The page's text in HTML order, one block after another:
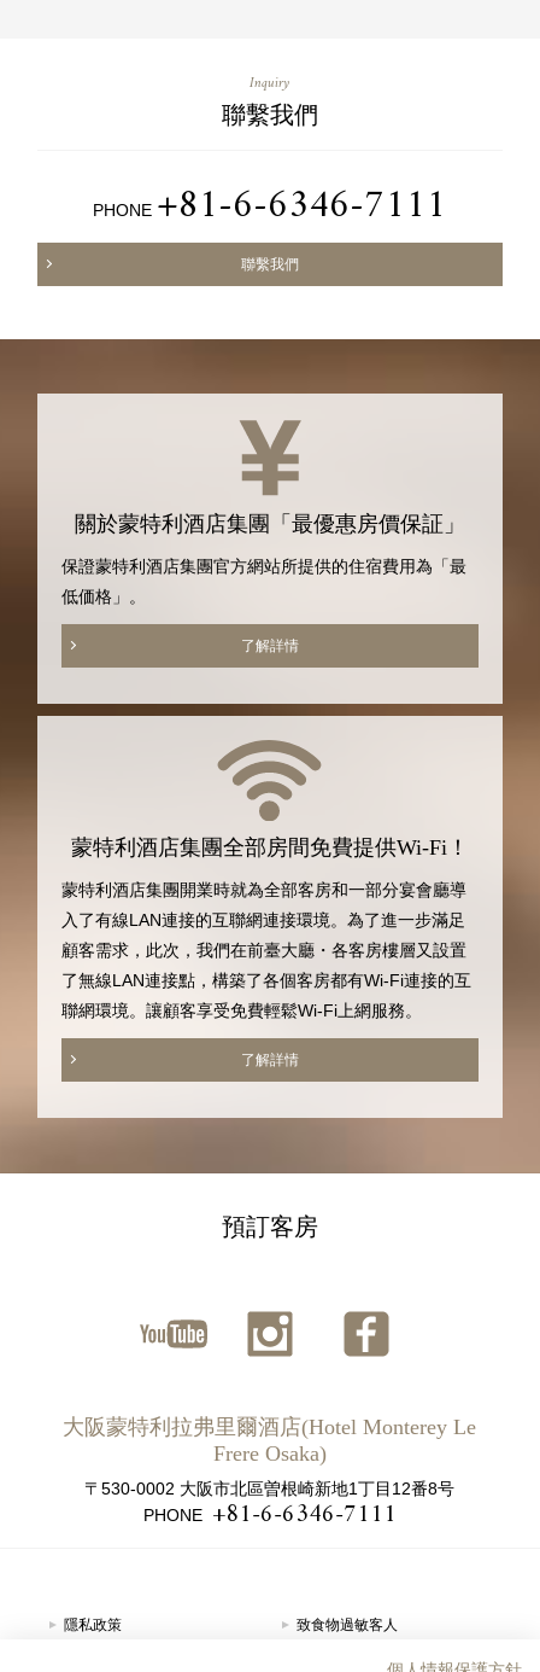
Inquiry
聯繫我們
PHONE +81-6-6346-7111
聯繫我們
關於蒙特利酒店集團「最優惠房價保証」
保證蒙特利酒店集團官方網站所提供的住宿費用為「最
低価格」。
了解詳情
蒙特利酒店集團全部房間免費提供Wi-Fi！
蒙特利酒店集團開業時就為全部客房和一部分宴會廳導
入了有線LAN連接的互聯網連接環境。為了進一步滿足
顧客需求，此次，我們在前臺大廳・各客房樓層又設置
了無線LAN連接點，構築了各個客房都有Wi-Fi連接的互
聯網環境。讓顧客享受免費輕鬆Wi-Fi上網服務。
了解詳情
預訂客房
ム
ク
大阪蒙特利拉弗里爾酒店(Hotel Monterey Le
Frere Osaka)
〒530-0002 大阪市北區曽根崎新地1丁目12番8号
PHONE +81-6-6346-7111
隱私政策
致食物過敏客人